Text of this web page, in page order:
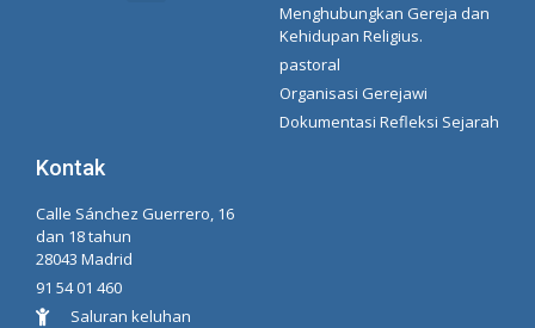
Menghubungkan Gereja dan
Kehidupan Religius.
pastoral
Organisasi Gerejawi
Dokumentasi Refleksi Sejarah
Kontak
Calle Sánchez Guerrero, 16
dan 18 tahun
28043 Madrid
91 54 01 460
Saluran keluhan